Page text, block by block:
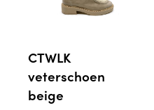
CTWLK
veterschoen
beige